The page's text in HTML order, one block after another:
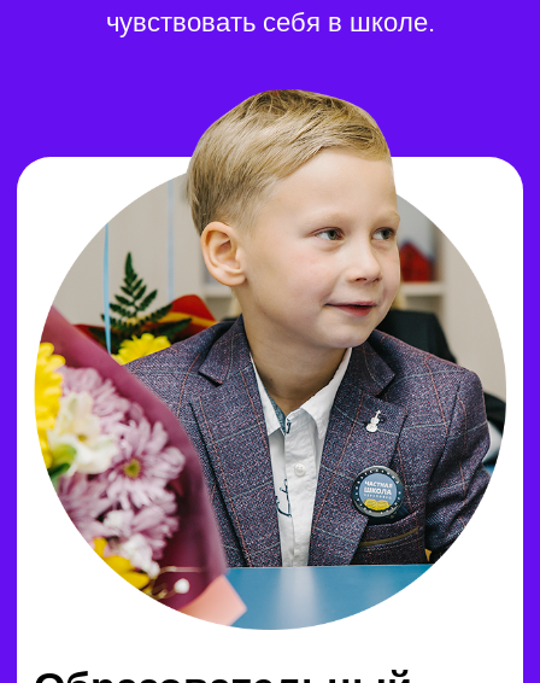
Математика
Для учеников 11 классов
мы предлагаем курсы, которые
помогут уверенно подготовиться
к ЕГЭ по математике
и информатике. Эти занятия
идеально подойдут тем, кто
планирует поступление
в профильные классы, колледжи
или ВУЗы. Мы обеспечиваем
входное тестирование для
определения уровня знаний, чтобы
каждый ученик мог максимально
эффективно проработать все
аспекты экзамена. Занятия
проводятся один раз в неделю
по два академических часа в мини-
группах, что способствует
и качественному усвоению